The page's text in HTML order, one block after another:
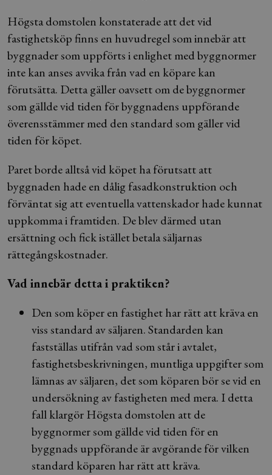
Högsta domstolen konstaterade att det vid
fastighetsköp finns en huvudregel som innebär att
byggnader som uppförts i enlighet med byggnormer
inte kan anses avvika från vad en köpare kan
förutsätta. Detta gäller oavsett om de byggnormer
som gällde vid tiden för byggnadens uppförande
överensstämmer med den standard som gäller vid
tiden för köpet.
Paret borde alltså vid köpet ha förutsatt att
byggnaden hade en dålig fasadkonstruktion och
förväntat sig att eventuella vattenskador hade kunnat
uppkomma i framtiden. De blev därmed utan
ersättning och fick istället betala säljarnas
rättegångskostnader.
Vad innebär detta i praktiken?
Den som köper en fastighet har rätt att kräva en
viss standard av säljaren. Standarden kan
fastställas utifrån vad som står i avtalet,
fastighetsbeskrivningen, muntliga uppgifter som
lämnas av säljaren, det som köparen bör se vid en
undersökning av fastigheten med mera. I detta
fall klargör Högsta domstolen att de
byggnormer som gällde vid tiden för en
byggnads uppförande är avgörande för vilken
standard köparen har rätt att kräva.